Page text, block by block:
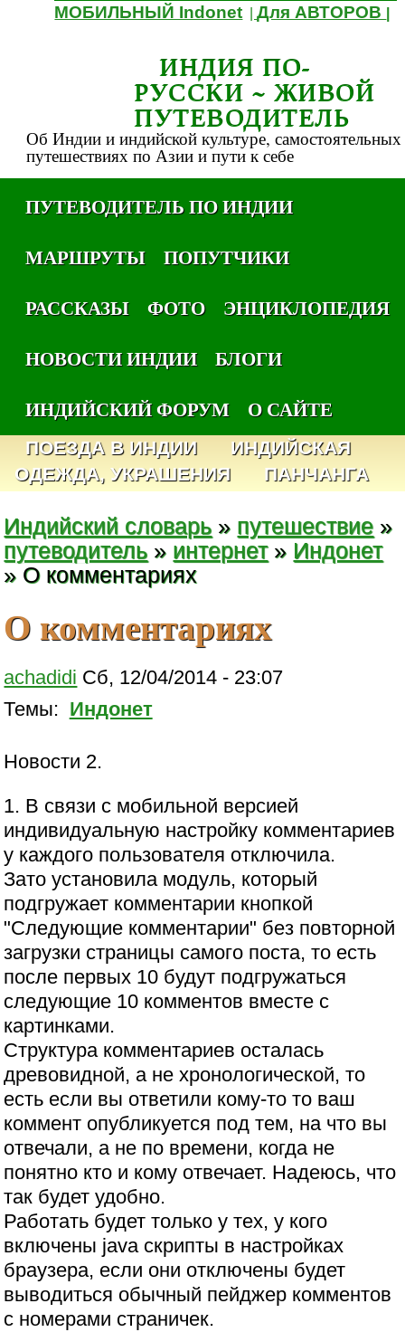
МОБИЛЬНЫЙ Indonet |Для АВТОРОВ
ИНДИЯ ПО-
РУССКИ ~ ЖИВОЙ
ПУТЕВОДИТЕЛЬ
Об Индии и индийской культуре, самостоятельных
путешествиях по Азии и пути к себе
ПУТЕВОДИТЕЛЬ ПО ИНДИИ
МАРШРУТЫ
ПОПУТЧИКИ
РАССКАЗЫ
ФОТО
ЭНЦИКЛОПЕДИЯ
НОВОСТИ ИНДИИ
БЛОГИ
ИНДИЙСКИЙ ФОРУМ
О САЙТЕ
ПОЕЗДА В ИНДИИ
ИНДИЙСКАЯ
ОДЕЖДА, УКРАШЕНИЯ
ПАНЧАНГА
Индийский словарь » путешествие »
путеводитель » интернет» Индонет
» О комментариях
О комментариях
achadidi Сб, 12/04/2014 - 23:07
Темы: Индонет
Новости 2.
1. В связи с мобильной версией
индивидуальную настройку комментариев
у каждого пользователя отключила.
Зато установила модуль, который
подгружает комментарии кнопкой
"Следующие комментарии" без повторной
загрузки страницы самого поста, то есть
после первых 10 будут подгружаться
следующие 10 комментов вместе с
картинками.
Структура комментариев осталась
древовидной, а не хронологической, то
есть если вы ответили кому-то то ваш
коммент опубликуется под тем, на что вы
отвечали, а не по времени, когда не
понятно кто и кому отвечает. Надеюсь, что
так будет удобно.
Работать будет только у тех, у кого
включены java скрипты в настройках
браузера, если они отключены будет
выводиться обычный пейджер комментов
с номерами страничек.